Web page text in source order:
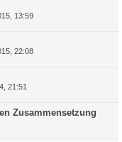
13:59
22:08
21:51
Zusammensetzung